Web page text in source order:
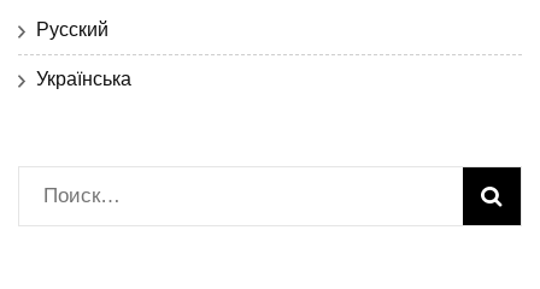
Русский
Українська
Найти: